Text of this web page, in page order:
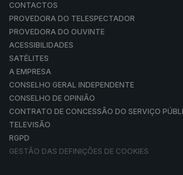
CONTACTOS
PROVEDORA DO TELESPECTADOR
PROVEDORA DO OUVINTE
ACESSIBILIDADES
SATÉLITES
A EMPRESA
CONSELHO GERAL INDEPENDENTE
CONSELHO DE OPINIÃO
CONTRATO DE CONCESSÃO DO SERVIÇO
TELEVISÃO
RGPD
GESTÃO DAS DEFINIÇÕES DE COOKIES